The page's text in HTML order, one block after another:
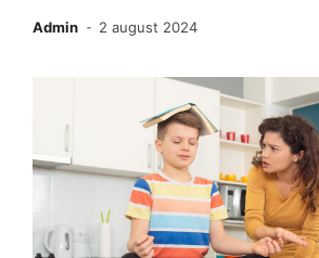
Admin 2 august 2024